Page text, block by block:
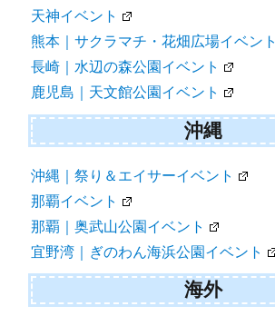
天神イベント
熊本｜サクラマチ・花畑広場イベント
長崎｜水辺の森公園イベント
鹿児島｜天文館公園イベント
沖縄
沖縄｜祭り＆エイサーイベント
那覇イベント
那覇｜奥武山公園イベント
宜野湾｜ぎのわん海浜公園イベント
海外